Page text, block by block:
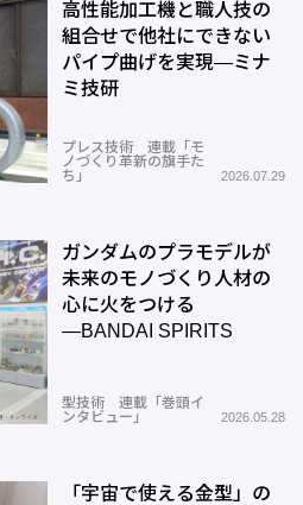
高性能加工機と職人技の
組合せで他社にできない
パイプ曲げを実現―ミナ
ミ技研
プレス技術 連載「モ
ノづくり革新の旗手た
ち」
2026.07.29
ガンダムのプラモデルが
未来のモノづくり人材の
心に火をつける
―BANDAI SPIRITS
型技術 連載「巻頭イ
ンタビュー」
2026.05.28
「宇宙で使える金型」の